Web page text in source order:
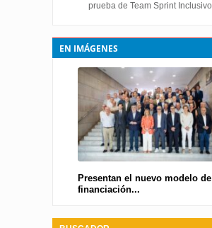
prueba de Team Sprint Inclusivo
EN IMÁGENES
Presentan el nuevo modelo de
financiación...